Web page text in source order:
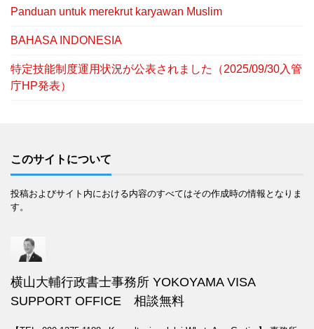
Panduan untuk merekrut karyawan Muslim
BAHASA INDONESIA
特定技能制度運用状況が公表されました（2025/09/30入管
庁HP発表）
このサイトについて
投稿およびサイト内における内容のすべてはその作成時の情報となりま
す。
横山大輔行政書士事務所 YOKOYAMA VISA
SUPPORT OFFICE 相談無料